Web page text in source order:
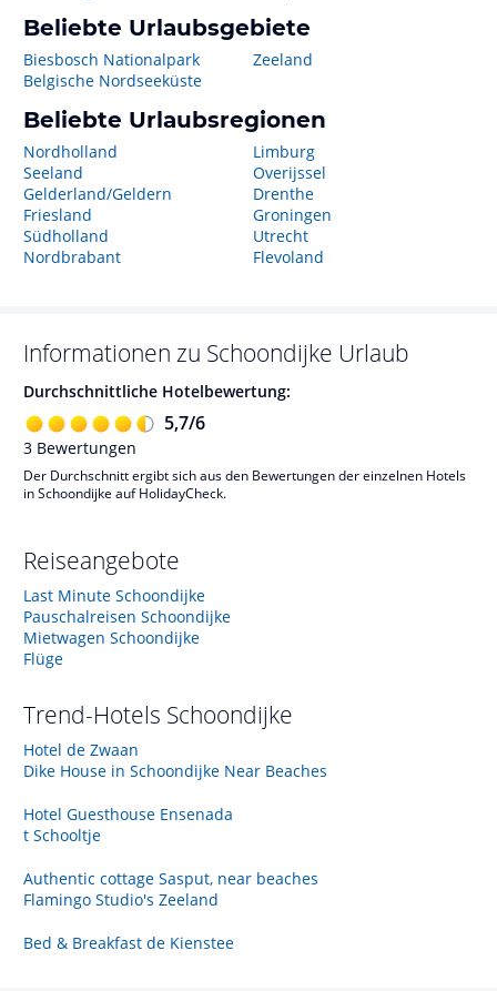
Beliebte Urlaubsgebiete
Biesbosch Nationalpark
Belgische Nordseeküste
Zeeland
Beliebte Urlaubsregionen
Nordholland
Seeland
Gelderland/Geldern
Friesland
Südholland
Nordbrabant
Limburg
Overijssel
Drenthe
Groningen
Utrecht
Flevoland
Informationen zu Schoondijke Urlaub
Durchschnittliche Hotelbewertung:
5,7/6
3 Bewertungen
Der Durchschnitt ergibt sich aus den Bewertungen der einzelnen Hotels
in Schoondijke auf HolidayCheck.
Reiseangebote
Last Minute Schoondijke
Pauschalreisen Schoondijke
Mietwagen Schoondijke
Flüge
Trend-Hotels Schoondijke
Hotel de Zwaan
Dike House in Schoondijke Near Beaches
Hotel Guesthouse Ensenada
t Schooltje
Authentic cottage Sasput, near beaches
Flamingo Studio's Zeeland
Bed & Breakfast de Kienstee